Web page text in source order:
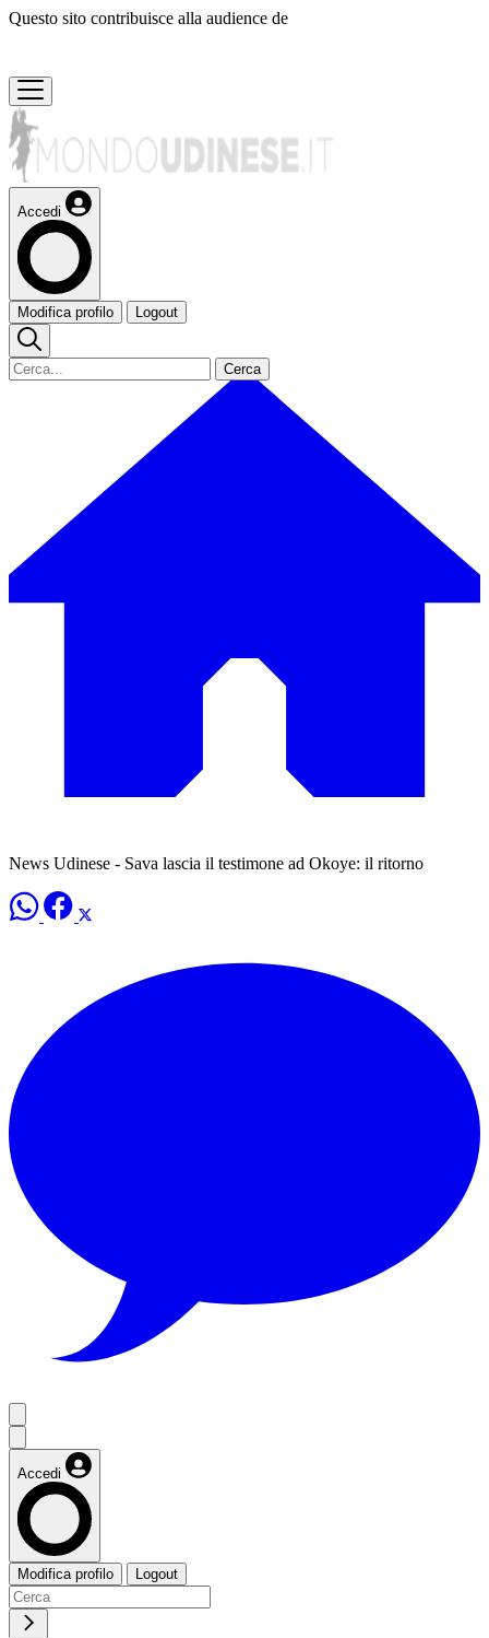
Questo sito contribuisce alla audience de
Accedi
Modifica profilo Logout
Cerca
News Udinese - Sava lascia il testimone ad Okoye: il ritorno
Accedi
Modifica profilo Logout